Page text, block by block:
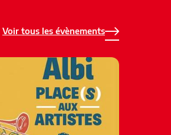
Voir tous les évènements